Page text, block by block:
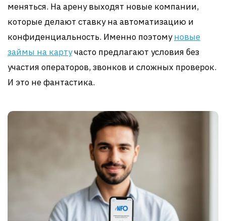
меняться. На арену выходят новые компании,
которые делают ставку на автоматизацию и
конфиденциальность. Именно поэтомуновые
займы на картучасто предлагают условия без
участия операторов, звонков и сложных проверок.
И это не фантастика.